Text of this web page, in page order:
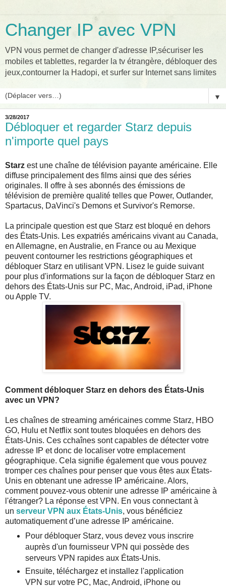
Changer IP avec VPN
VPN vous permet de changer d'adresse IP,sécuriser les
mobiles et tablettes, regarder la tv étrangère, débloquer des
jeux,contourner la Hadopi, et surfer sur Internet sans limites
▼
3/28/2017
Débloquer et regarder Starz depuis
n'importe quel pays
Starz est une chaîne de télévision payante américaine. Elle
diffuse principalement des films ainsi que des séries
originales. Il offre à ses abonnés des émissions de
télévision de première qualité telles que Power, Outlander,
Spartacus, DaVinci's Demons et Survivor's Remorse.
La principale question est que Starz est bloqué en dehors
des États-Unis. Les expatriés américains vivant au Canada,
en Allemagne, en Australie, en France ou au Mexique
peuvent contourner les restrictions géographiques et
débloquer Starz en utilisant VPN. Lisez le guide suivant
pour plus d'informations sur la façon de débloquer Starz en
dehors des États-Unis sur PC, Mac, Android, iPad, iPhone
ou Apple TV.
Comment débloquer Starz en dehors des États-Unis
avec un VPN?
Les chaînes de streaming américaines comme Starz, HBO
GO, Hulu et Netflix sont toutes bloquées en dehors des
États-Unis. Ces cchaînes sont capables de détecter votre
adresse IP et donc de localiser votre emplacement
géographique. Cela signifie également que vous pouvez
tromper ces chaînes pour penser que vous êtes aux États-
Unis en obtenant une adresse IP américaine. Alors,
comment pouvez-vous obtenir une adresse IP américaine à
l'étranger? La réponse est VPN. En vous connectant à
un serveur VPN aux États-Unis, vous bénéficiez
automatiquement d’une adresse IP américaine.
Pour débloquer Starz, vous devez vous inscrire
auprès d'un fournisseur VPN qui possède des
serveurs VPN rapides aux États-Unis.
Ensuite, téléchargez et installez l'application
VPN sur votre PC, Mac, Android, iPhone ou